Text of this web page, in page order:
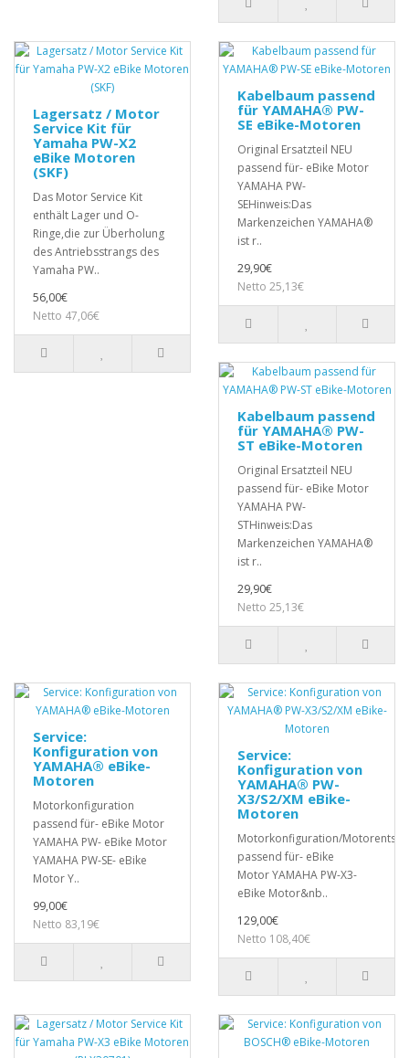
Lagersatz / Motor
Service Kit für
Yamaha PW-X2
eBike Motoren
(SKF)
Das Motor Service Kit
enthält Lager und O-
Ringe,die zur Überholung
des Antriebsstrangs des
Yamaha PW..
56,00€
Netto 47,06€
Kabelbaum passend
für YAMAHA® PW-
SE eBike-Motoren
Original Ersatzteil NEU
passend für- eBike Motor
YAMAHA PW-
SEHinweis:Das
Markenzeichen YAMAHA®
ist r..
29,90€
Netto 25,13€
Kabelbaum passend
für YAMAHA® PW-
ST eBike-Motoren
Original Ersatzteil NEU
passend für- eBike Motor
YAMAHA PW-
STHinweis:Das
Markenzeichen YAMAHA®
ist r..
29,90€
Netto 25,13€
Service:
Konfiguration von
YAMAHA® eBike-
Motoren
Motorkonfiguration
passend für- eBike Motor
YAMAHA PW- eBike Motor
YAMAHA PW-SE- eBike
Motor Y..
99,00€
Netto 83,19€
Service:
Konfiguration von
YAMAHA® PW-
X3/S2/XM eBike-
Motoren
Motorkonfiguration/
passend für- eBike
Motor YAMAHA PW-X3-
eBike Motor&nb..
129,00€
Netto 108,40€